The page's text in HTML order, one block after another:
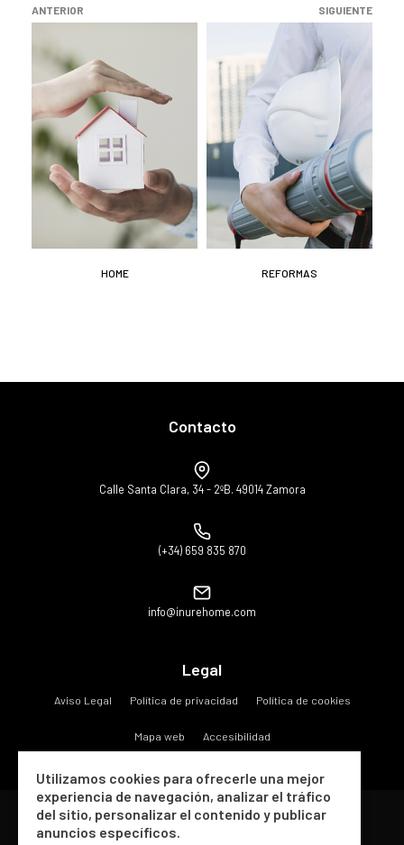
Utilizamos cookies para ofrecerle una mejor
experiencia de navegación, analizar el tráfico
del sitio, personalizar el contenido y publicar
anuncios específicos.
HOME
ANTERIOR
REFORMAS
SIGUIENTE
Contacto
Calle Santa Clara, 34 - 2ºB. 49014 Zamora
(+34) 659 835 870
info@inurehome.com
Legal
Aviso Legal Política de privacidad Política de cookies
Mapa web Accesibilidad
Copyright © 2026 Inure Gestiones e Inversiones S.A..
Todos los derechos reservados